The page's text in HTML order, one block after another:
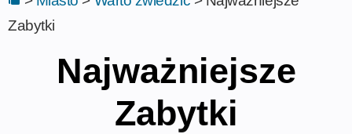
Zabytki
Najważniejsze
Zabytki